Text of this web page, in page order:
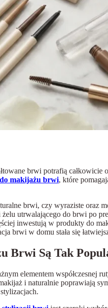
brwi potrafią
makijażu brwi, które
brwi, czy wyraziste oraz
utrwalającego do brwi po
inwestują w produkty do
brwi w domu stała się
Brwi Są Tak
elementem
i naturalnie poprawiają